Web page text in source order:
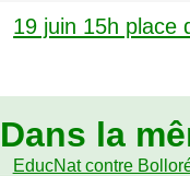
19 juin 15h place
Dans la
EducNat contre